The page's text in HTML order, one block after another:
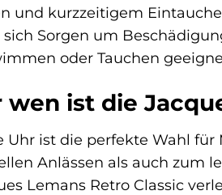
und kurzzeitigem
sich Sorgen um
oder Tauchen
wen ist die
Uhr ist die perfekte Wahl für
Anlässen als auch zum
Lemans Retro Classic